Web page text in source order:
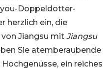
Doppeldotter-
herzlich ein, die
Jiangsu mit Jiangsu
Sie atemberaubende
ein reiches